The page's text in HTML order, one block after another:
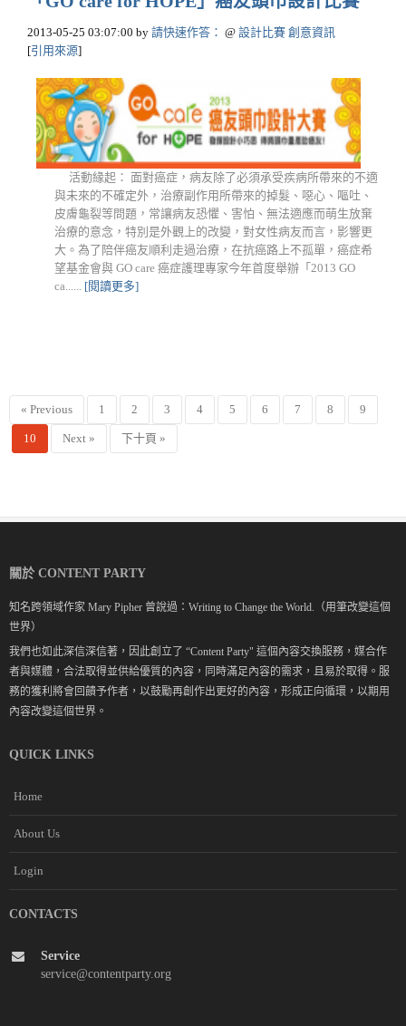
2013-05-25 03:07:00 by 請快速作答： @ 設計比賽 創意資訊
[引用來源]
活動緣起： 面對癌症，病友除了必須承受疾病所帶來的不適
與未來的不確定外，治療副作用所帶來的掉髮、噁心、嘔吐、
皮膚龜裂等問題，常讓病友恐懼、害怕、無法適應而萌生放棄
治療的意念，特別是外觀上的改變，對女性病友而言，影響更
大。為了陪伴癌友順利走過治療，在抗癌路上不孤單，癌症希
望基金會與 GO care 癌症護理專家今年首度舉辦「2013 GO
ca...... [閱讀更多]
« Previous 1 2 3 4 5 6 7 8 9
10 Next » 下十頁 »
關於 CONTENT PARTY
知名跨領域作家 Mary Pipher 曾說過：Writing to Change the World.（用筆改變這個
世界）
我們也如此深信深信著，因此創立了 “Content Party" 這個內容交換服務，媒合作
者與媒體，合法取得並供給優質的內容，同時滿足內容的需求，且易於取得。服
務的獲利將會回饋予作者，以鼓勵再創作出更好的內容，形成正向循環，以期用
內容改變這個世界。
QUICK LINKS
Home
About Us
Login
CONTACTS
Service
service@contentparty.org